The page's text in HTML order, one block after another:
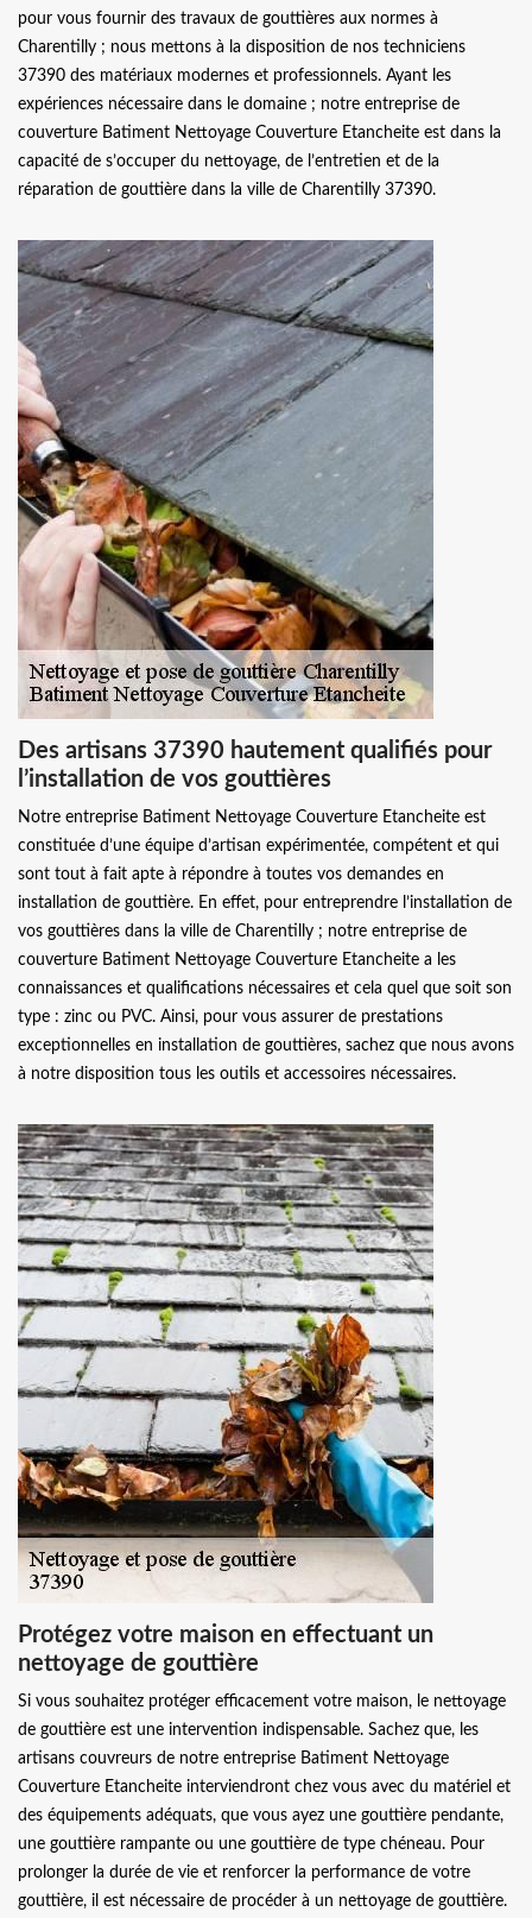
pour vous fournir des travaux de gouttières aux normes à
Charentilly ; nous mettons à la disposition de nos techniciens
37390 des matériaux modernes et professionnels. Ayant les
expériences nécessaire dans le domaine ; notre entreprise de
couverture Batiment Nettoyage Couverture Etancheite est dans la
capacité de s’occuper du nettoyage, de l’entretien et de la
réparation de gouttière dans la ville de Charentilly 37390.
Des artisans 37390 hautement qualifiés pour
l’installation de vos gouttières
Notre entreprise Batiment Nettoyage Couverture Etancheite est
constituée d’une équipe d’artisan expérimentée, compétent et qui
sont tout à fait apte à répondre à toutes vos demandes en
installation de gouttière. En effet, pour entreprendre l’installation de
vos gouttières dans la ville de Charentilly ; notre entreprise de
couverture Batiment Nettoyage Couverture Etancheite a les
connaissances et qualifications nécessaires et cela quel que soit son
type : zinc ou PVC. Ainsi, pour vous assurer de prestations
exceptionnelles en installation de gouttières, sachez que nous avons
à notre disposition tous les outils et accessoires nécessaires.
Protégez votre maison en effectuant un
nettoyage de gouttière
Si vous souhaitez protéger efficacement votre maison, le nettoyage
de gouttière est une intervention indispensable. Sachez que, les
artisans couvreurs de notre entreprise Batiment Nettoyage
Couverture Etancheite interviendront chez vous avec du matériel et
des équipements adéquats, que vous ayez une gouttière pendante,
une gouttière rampante ou une gouttière de type chéneau. Pour
prolonger la durée de vie et renforcer la performance de votre
gouttière, il est nécessaire de procéder à un nettoyage de gouttière.